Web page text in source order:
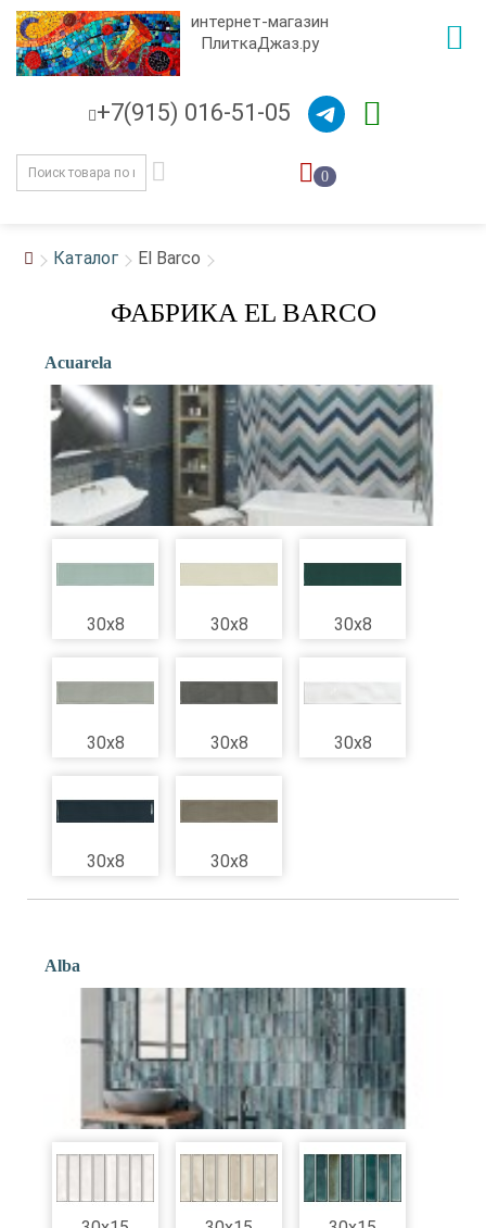
интернет-магазин
ПлиткаДжаз.ру
+7(915) 016-51-05
0
Каталог El Barco
ФАБРИКА EL BARCO
Acuarela
30x8 30x8 30x8
30x8 30x8 30x8
30x8 30x8
Alba